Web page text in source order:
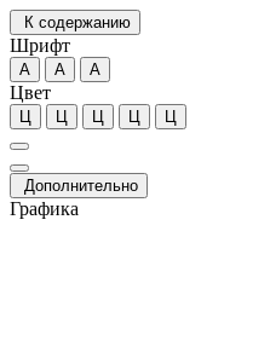
К содержанию
Шрифт
А А А
Цвет
Ц Ц Ц Ц Ц
Дополнительно
Графика